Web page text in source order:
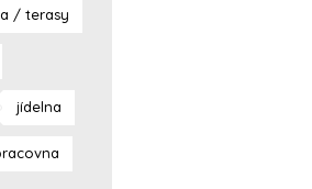
/ terasy
jídelna